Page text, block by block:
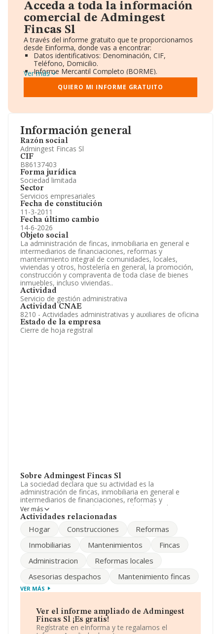
Información general
Razón social
Admingest Fincas Sl
CIF
B86137403
Forma jurídica
Sociedad limitada
Sector
Servicios empresariales
Fecha de constitución
11-3-2011
Fecha último cambio
14-6-2026
Objeto social
La administración de fincas, inmobiliaria en general e
intermediarios de financiaciones, reformas y
mantenimiento integral de comunidades, locales,
viviendas y otros, hostelería en general, la promoción,
construcción y compraventa de toda clase de bienes
inmuebles, incluso viviendas..
Actividad
Servicio de gestión administrativa
Actividad CNAE
8210 - Actividades administrativas y auxiliares de oficina
Estado de la empresa
Cierre de hoja registral
Sobre Admingest Fincas Sl
La sociedad declara que su actividad es la
administración de fincas, inmobiliaria en general e
intermediarios de financiaciones, reformas y
mantenimiento integral de comunidades, locales,
viviendas y otros, hostelería en general, la promoción,
inmuebles, incluso viviendas. La sociedad está inscrita
Clasifica su actividad CNAE como '%cnae%', código
exteriores.
Para ponerse en contacto con sus oficinas, la empresa
facilita el número de teléfono 912956161.
identificación fiscal B86137403, está situada en Calle
Loto núm. 1, (28903), Getafe, Madrid.
Ver más
Actividades relacionadas
Hogar Construcciones
Reformas
Inmobiliarias
Mantenimientos
Fincas
Administracion
Reformas locales
Asesorias despachos
Mantenimiento fincas
VER MÁS
Ver el informe ampliado de Admingest
Fincas Sl ¡Es gratis!
Regístrate en eInforma y te regalamos el
Acceda a toda la información
comercial de Admingest
Fincas Sl
A través del informe gratuito que te proporcionamos
desde Einforma, donde vas a encontrar:
Datos identificativos: Denominación, CIF,
Teléfono, Domicilio.
Informe Mercantil Completo (BORME).
Gráficos de Evolución Ventas y Empleados.
Consejo de Administración y Administradores.
Directivos y Ejecutivos.
Información oficial y registral complementaria.
Ver más
QUIERO MI INFORME GRATUITO